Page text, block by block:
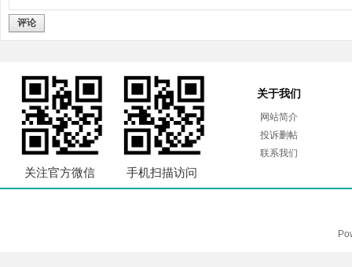
评论
关注官方微信 手机扫描访问
关于我们
网站简介
投诉删帖
联系我们